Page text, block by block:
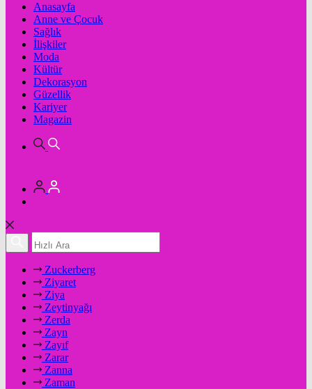
Anasayfa
Anne ve Çocuk
Sağlık
İlişkiler
Moda
Kültür
Dekorasyon
Güzellik
Kariyer
Magazin
Zuckerberg
Ziyaret
Ziya
Zeytinyağı
Zerda
Zayn
Zayıf
Zarar
Zanna
Zaman